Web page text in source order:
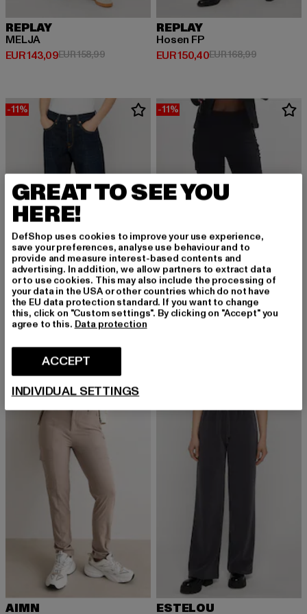
REPLAY
MELJA
EUR 143,09
Derzeitiger Preis: EUR 143,09
EUR 158,99Aktionspreis: EUR 158,99
REPLAY
Hosen FP
EUR 150,40
Derzeitiger Preis: EUR 150,40
EUR 168,99
-11%
REPLAY
AUBRY
EUR 132,60
Derzeitiger Preis: EUR 132,60
EUR 148,99Aktionspreis: EUR 148,99
-11%
AIMN
-11%
AIMN ESTELOU
GREAT TO SEE YOU
HERE!
DefShop uses cookies to improve your use experience,
save your preferences, analyse use behaviour and to
provide and measure interest-based contents and
advertising. In addition, we allow partners to extract data
or to use cookies. This may also include the processing of
your data in the USA or other countries which do not have
the EU data protection standard. If you want to change
this, click on "Custom settings". By clicking on "Accept" you
agree to this. Data protection
ACCEPT
INDIVIDUAL SETTINGS